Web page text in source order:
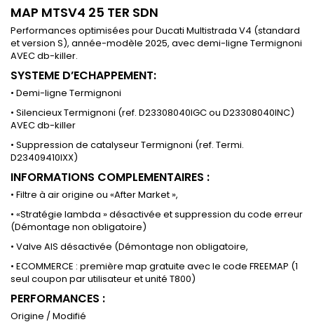
MAP MTSV4 25 TER SDN
Performances optimisées pour Ducati Multistrada V4 (standard
et version S), année-modèle 2025, avec demi-ligne Termignoni
AVEC db-killer.
SYSTEME D’ECHAPPEMENT:
• Demi-ligne Termignoni
• Silencieux Termignoni (ref. D23308040IGC ou D23308040INC)
AVEC db-killer
• Suppression de catalyseur Termignoni (ref. Termi.
D23409410IXX)
INFORMATIONS COMPLEMENTAIRES :
• Filtre à air origine ou «After Market »,
• «Stratégie lambda » désactivée et suppression du code erreur
(Démontage non obligatoire)
• Valve AIS désactivée (Démontage non obligatoire,
• ECOMMERCE : première map gratuite avec le code FREEMAP (1
seul coupon par utilisateur et unité T800)
PERFORMANCES :
Origine / Modifié